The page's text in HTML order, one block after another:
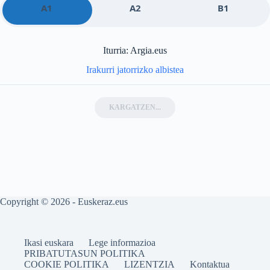
A1 A2 B1
Iturria: Argia.eus
Irakurri jatorrizko albistea
KARGATZEN...
Copyright © 2026 - Euskeraz.eus
Ikasi euskara
Lege informazioa
PRIBATUTASUN POLITIKA
COOKIE POLITIKA
LIZENTZIA Kontaktua